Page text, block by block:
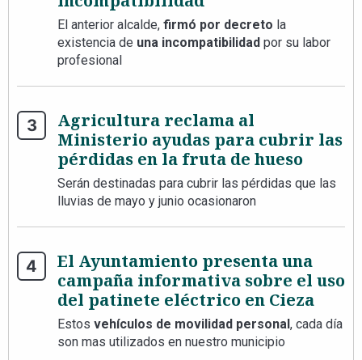
El anterior alcalde, firmó por decreto la
existencia de una incompatibilidad por su labor
profesional
Agricultura reclama al
Ministerio ayudas para cubrir las
pérdidas en la fruta de hueso
Serán destinadas para cubrir las pérdidas que las
lluvias de mayo y junio ocasionaron
El Ayuntamiento presenta una
campaña informativa sobre el uso
del patinete eléctrico en Cieza
Estos vehículos de movilidad personal, cada día
son mas utilizados en nuestro municipio